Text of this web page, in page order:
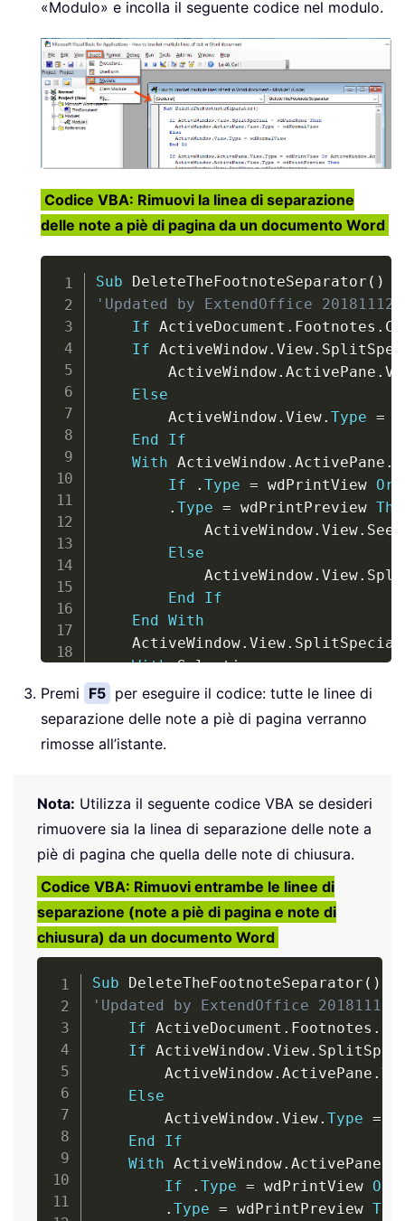
«Modulo» e incolla il seguente codice nel modulo.
Codice VBA: Rimuovi la linea di separazione
delle note a piè di pagina da un documento Word
Sub DeleteTheFootnoteSeparator ( )
'Updated by ExtendOffice 20181112
If ActiveDocument . Footnotes .
If ActiveWindow. View.
        ActiveWindow
. ActivePane .
Else
        ActiveWindow
. View. Type =
End
If
With ActiveWindow. ActivePane .
If
. Type = wdPrintView Or
. Type = wdPrintPreview
            ActiveWindow
. View.
Else
            ActiveWindow
. View.
End
If
End With
    ActiveWindow
. View.
With Selection
.MoveRight Unit :=
TypeBackspace
TypeBackspace
End
With Selection
.MoveRight Unit:=
TypeBackspace
With
.ParagraphFormat
.LineSpacingRule
.LineSpacing
End With
End With
    ActiveWindow
.View.Type =
Sub
Copy
Premi F5 per eseguire il codice: tutte le linee di
separazione delle note a piè di pagina verranno
rimosse all’istante.
Nota: Utilizza il seguente codice VBA se desideri
rimuovere sia la linea di separazione delle note a
piè di pagina che quella delle note di chiusura.
Codice VBA: Rimuovi entrambe le linee di
separazione (note a piè di pagina e note di
chiusura) da un documento Word
Sub DeleteTheFootnoteSeparator ( )
'Updated by ExtendOffice 20181112
If ActiveDocument . Footnotes .
If ActiveWindow. View.
        ActiveWindow
. ActivePane .
Else
        ActiveWindow
. View. Type =
End
If
With ActiveWindow. ActivePane
If
. Type = wdPrintView Or
. Type = wdPrintPreview
Copy